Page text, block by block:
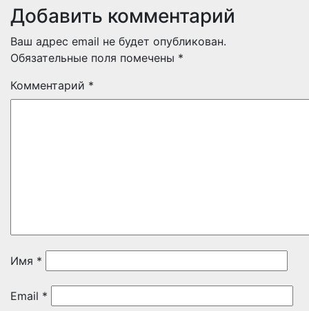
Добавить комментарий
Ваш адрес email не будет опубликован.
Обязательные поля помечены *
Комментарий *
Имя *
Email *